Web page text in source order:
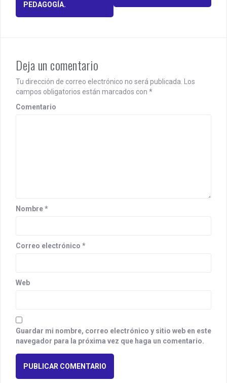
t
v
i
g
PEDAGOGÍA.
Deja un comentario
Tu dirección de correo electrónico no será publicada. Los
campos obligatorios están marcados con *
Comentario
Nombre*
Correo electrónico *
Web
Guardar mi nombre, correo electrónico y sitio web en este
navegador para la próxima vez que haga un comentario.